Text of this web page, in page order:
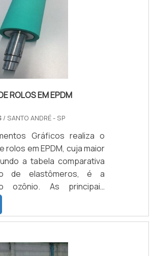
a metais e boa
rasgamento, abrasão,
perante compressão,
ROLOS EM EPDM
/ SANTO ANDRÉ - SP
Gráficos realiza o
rolos em EPDM, cuja maior
a tabela comparativa
de elastômeros, é a
ozônio. As principais
do revestimento são: o
feito na dureza de 30 a 90
temperaturas mínimas
E UMA BOA